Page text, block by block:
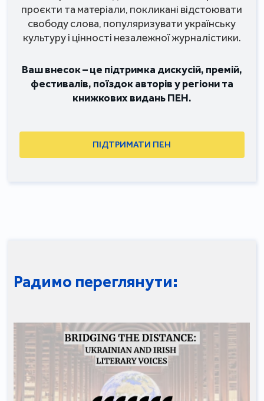
проєкти та матеріали, покликані відстоювати
свободу слова, популяризувати українську
культуру і цінності незалежної журналістики.
Ваш внесок – це підтримка дискусій, премій,
фестивалів, поїздок авторів у регіони та
книжкових видань ПЕН.
ПІДТРИМАТИ ПЕН
Радимо переглянути: